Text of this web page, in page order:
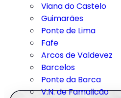
Viana do Castelo
Guimarães
Ponte de Lima
Fafe
Arcos de Valdevez
Barcelos
Ponte da Barca
V.N. de Famalicão